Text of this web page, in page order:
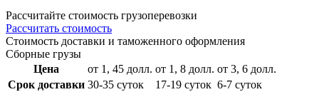
Расcчитайте стоимость грузоперевозки
Рассчитать стоимость
Стоимость доставки и таможенного оформления
Сборные грузы
Цена
от 1, 45 долл. от 1, 8 долл. от 3, 6 долл.
Срок доставки 30-35 суток 17-19 суток 6-7 суток